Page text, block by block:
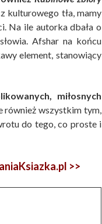
kulturowego tła, mamy
Na ile autorka dbała o
Afshar na końcu
element, stanowiący
miłosnych
również wszystkim tym,
do tego, co proste i
>>